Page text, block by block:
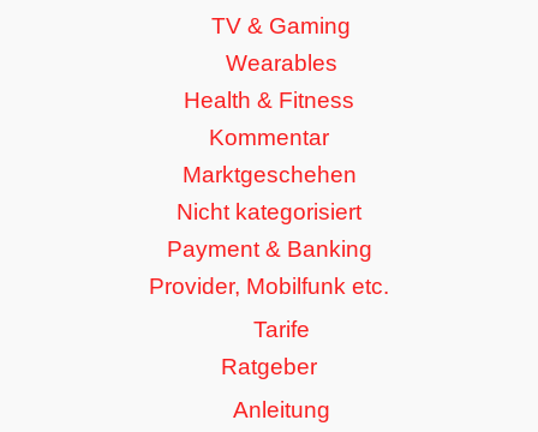
TV & Gaming
Wearables
Health & Fitness
Kommentar
Marktgeschehen
Nicht kategorisiert
Payment & Banking
Provider, Mobilfunk etc.
Tarife
Ratgeber
Anleitung